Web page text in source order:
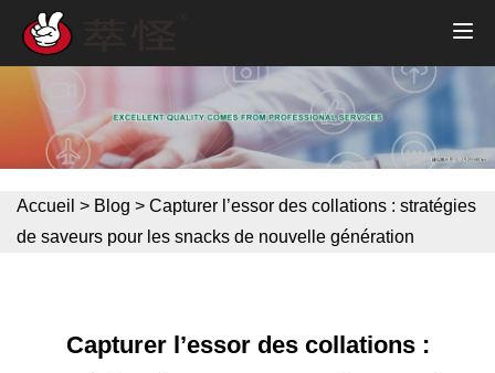
Accueil > Blog > Capturer l’essor des collations : stratégies
de saveurs pour les snacks de nouvelle génération
Capturer l’essor des collations :